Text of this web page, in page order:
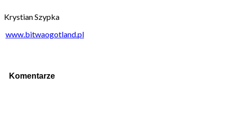
Krystian Szypka
www.bitwaogotland.pl
Komentarze